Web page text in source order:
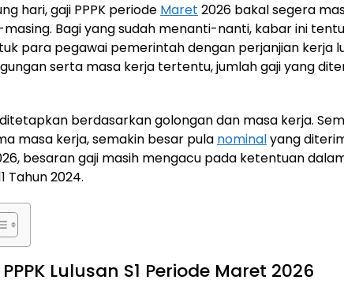
hari, gaji PPPK periode Maret 2026 bakal segera
Bagi yang sudah menanti-nanti, kabar ini
para pegawai pemerintah dengan perjanjian kerja
serta masa kerja tertentu, jumlah gaji yang
ditetapkan berdasarkan golongan dan masa kerja.
masa kerja, semakin besar pula nominalyang
besaran gaji masih mengacu pada ketentuan
Tahun 2024.
Lulusan S1 Periode Maret 2026